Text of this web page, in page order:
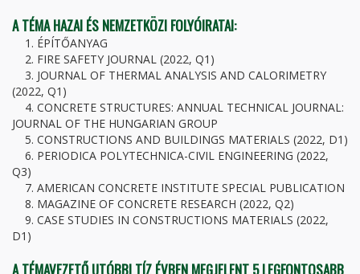
A TÉMA HAZAI ÉS NEMZETKÖZI FOLYÓIRATAI:
1. ÉPÍTŐANYAG
2. FIRE SAFETY JOURNAL (2022, Q1)
3. JOURNAL OF THERMAL ANALYSIS AND CALORIMETRY
(2022, Q1)
4. CONCRETE STRUCTURES: ANNUAL TECHNICAL JOURNAL:
JOURNAL OF THE HUNGARIAN GROUP
5. CONSTRUCTIONS AND BUILDINGS MATERIALS (2022, D1)
6. PERIODICA POLYTECHNICA-CIVIL ENGINEERING (2022,
Q3)
7. AMERICAN CONCRETE INSTITUTE SPECIAL PUBLICATION
8. MAGAZINE OF CONCRETE RESEARCH (2022, Q2)
9. CASE STUDIES IN CONSTRUCTIONS MATERIALS (2022,
D1)
A TÉMAVEZETŐ UTÓBBI TÍZ ÉVBEN MEGJELENT 5 LEGFONTOSABB